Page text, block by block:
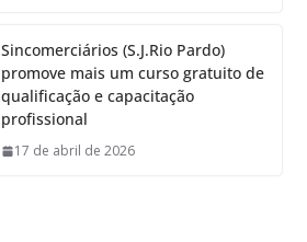
Sincomerciários (S.J.Rio Pardo)
promove mais um curso gratuito de
qualificação e capacitação
profissional
17 de abril de 2026